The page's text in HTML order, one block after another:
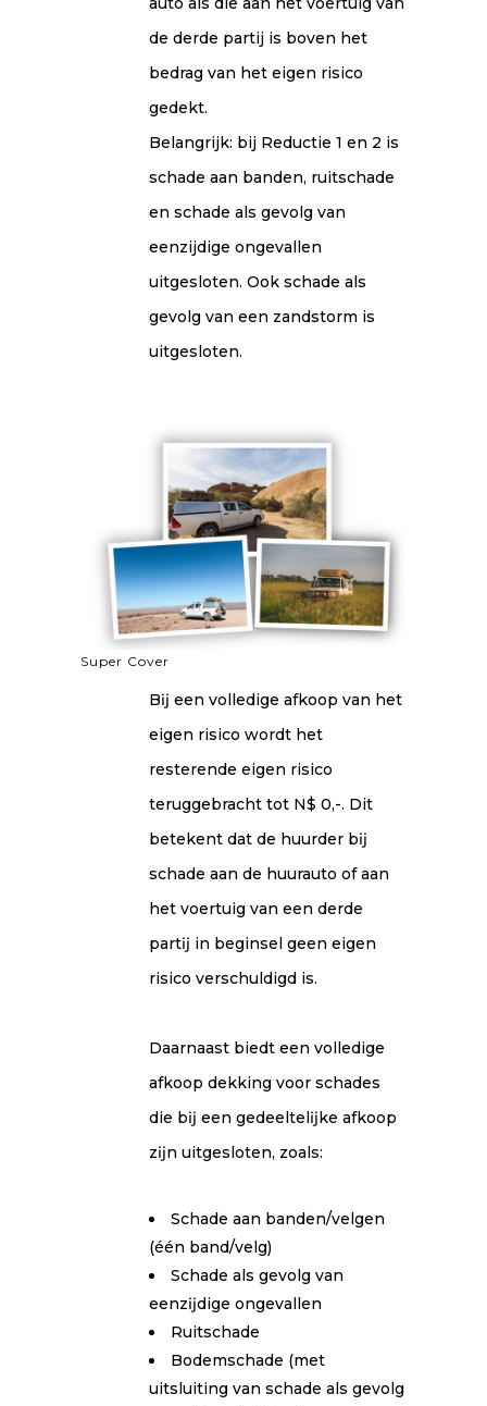
de derde partij is boven het
bedrag van het eigen risico
gedekt.
Belangrijk: bij Reductie 1 en 2 is
schade aan banden, ruitschade
en schade als gevolg van
eenzijdige ongevallen
uitgesloten. Ook schade als
gevolg van een zandstorm is
uitgesloten.
Super Cover
Bĳ een volledige afkoop van het
eigen risico wordt het
resterende eigen risico
teruggebracht tot N$ 0,-. Dit
betekent dat de huurder bĳ
schade aan de huurauto of aan
het voertuig van een derde
partĳ in beginsel geen eigen
risico verschuldigd is.
Daarnaast biedt een volledige
afkoop dekking voor schades
die bĳ een gedeeltelĳke afkoop
zĳn uitgesloten, zoals:
Schade aan banden/velgen
(één band/velg)
Schade als gevolg van
eenzĳdige ongevallen
Ruitschade
Bodemschade (met
uitsluiting van schade als gevolg